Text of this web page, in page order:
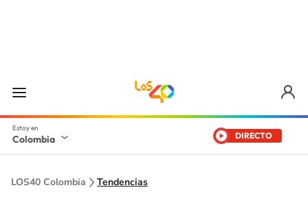
Colombia DIRECTO
LOS40 Colombia Tendencias